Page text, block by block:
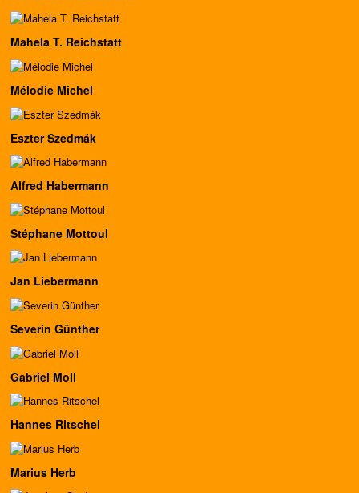
Mahela T. Reichstatt
Mélodie Michel
Eszter Szedmák
Alfred Habermann
Stéphane Mottoul
Jan Liebermann
Severin Günther
Gabriel Moll
Hannes Ritschel
Marius Herb